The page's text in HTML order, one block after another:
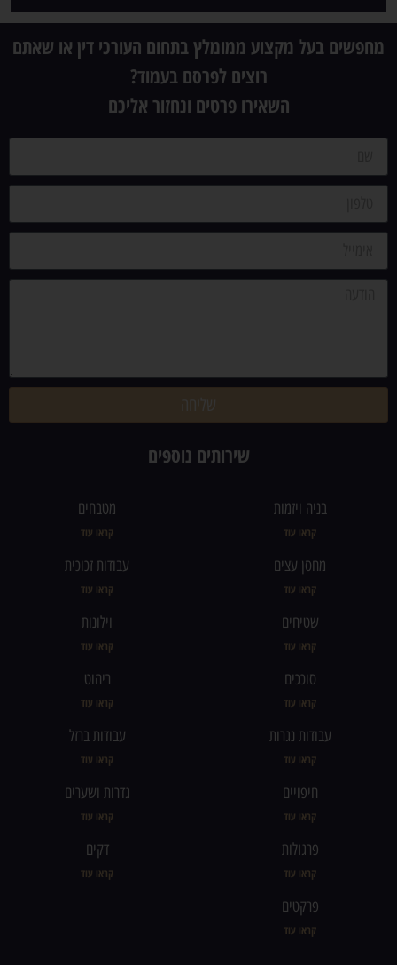
מחפשים בעל מקצוע ממומלץ בתחום העורכי דין או שאתם
רוצים לפרסם בעמוד?
השאירו פרטים ונחזור אליכם
שירותים נוספים
בניה ויזמות
קראו עוד
מטבחים
קראו עוד
מחסן עצים
קראו עוד
עבודות זכוכית
קראו עוד
שטיחים
קראו עוד
וילונות
קראו עוד
סוככים
קראו עוד
ריהוט
קראו עוד
עבודות נגרות
קראו עוד
עבודות ברזל
קראו עוד
חיפויים
קראו עוד
גדרות ושערים
קראו עוד
פרגולות
קראו עוד
דקים
קראו עוד
פרקטים
קראו עוד